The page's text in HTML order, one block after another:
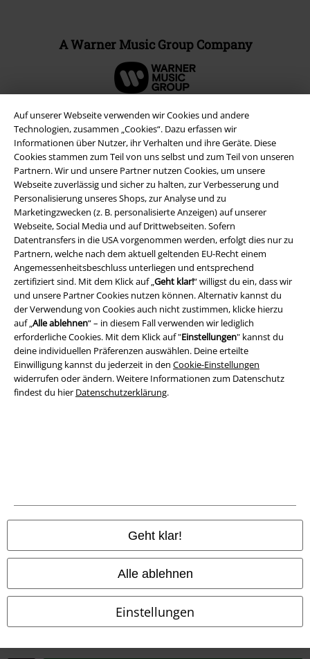
Auf unserer Webseite verwenden wir Cookies und andere
Technologien, zusammen „Cookies“. Dazu erfassen wir
Informationen über Nutzer, ihr Verhalten und ihre Geräte. Diese
Cookies stammen zum Teil von uns selbst und zum Teil von unseren
Partnern. Wir und unsere Partner nutzen Cookies, um unsere
Webseite zuverlässig und sicher zu halten, zur Verbesserung und
Personalisierung unseres Shops, zur Analyse und zu
Marketingzwecken (z. B. personalisierte Anzeigen) auf unserer
Webseite, Social Media und auf Drittwebseiten. Sofern
Datentransfers in die USA vorgenommen werden, erfolgt dies nur zu
Partnern, welche nach dem aktuell geltenden EU-Recht einem
Angemessenheitsbeschluss unterliegen und entsprechend
zertifiziert sind. Mit dem Klick auf „Geht klar!“ willigst du ein, dass wir
und unsere Partner Cookies nutzen können. Alternativ kannst du
der Verwendung von Cookies auch nicht zustimmen, klicke hierzu
auf „Alle ablehnen“ – in diesem Fall verwenden wir lediglich
erforderliche Cookies. Mit dem Klick auf "Einstellungen" kannst du
deine individuellen Präferenzen auswählen. Deine erteilte
Einwilligung kannst du jederzeit in den Cookie-Einstellungen
widerrufen oder ändern. Weitere Informationen zum Datenschutz
findest du hier Datenschutzerklärung.
Geht klar!
Alle ablehnen
Einstellungen
A Warner Music Group Company
Rechtliches
AGB
Impressum
Datenschutz
Entsorgung und Umweltschutz
Konformitätserklärung
Alle Preise inkl. gesetzlicher Mehrwertsteuer, zzgl.Versandkosten
© 1986-2026 E.M.P. Merchandising HGmbH
EMP Online Shops